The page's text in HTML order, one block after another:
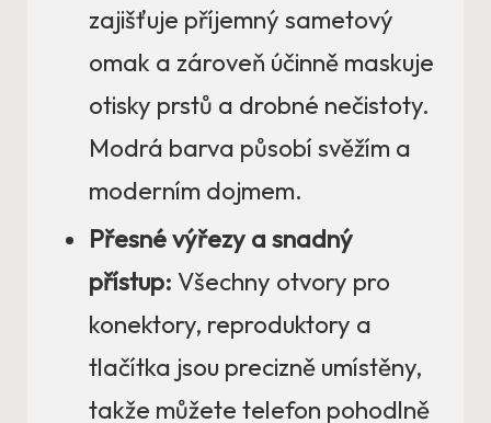
zajišťuje příjemný sametový
omak a zároveň účinně maskuje
otisky prstů a drobné nečistoty.
Modrá barva působí svěžím a
moderním dojmem.
Přesné výřezy a snadný
přístup: Všechny otvory pro
konektory, reproduktory a
tlačítka jsou precizně umístěny,
takže můžete telefon pohodlně